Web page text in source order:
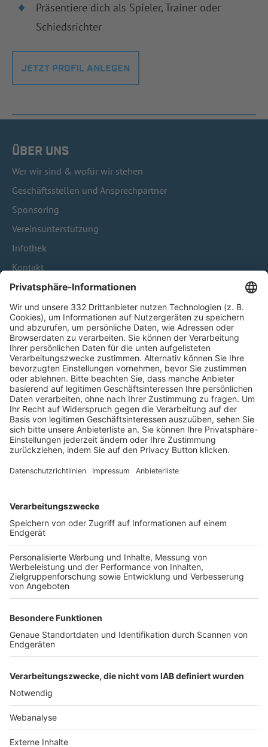
Präsentiere dich als Spieler, Trainer oder
Schiedsrichter
JETZT PROFIL ANLEGEN
ÜBER UNS
Wer wir sind & wofür wir stehen
Geschäftsstellen und Ansprechpartner
Sponsoring
Vereinsunterstützung
Infothek
Kontakt
HÄUFIG BESUCHTE SEITEN
Pässe und Vereinswechsel
Trainerausbildung
Schulungsangebot Vereinsmitarbeiter
BFV-Geschäftsstellen
Trainerbörse
Login SpielPlus
FOLGE DEM BFV
TOP-VEREINE
TOP-PARTNER
Nutzungsbedingungen Datenschutz Impressum